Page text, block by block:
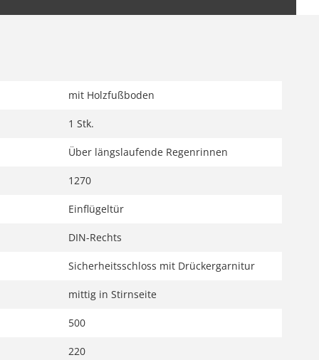
mit Holzfußboden
1 Stk.
Über längslaufende Regenrinnen
1270
Einflügeltür
DIN-Rechts
Sicherheitsschloss mit Drückergarnitur
mittig in Stirnseite
500
220